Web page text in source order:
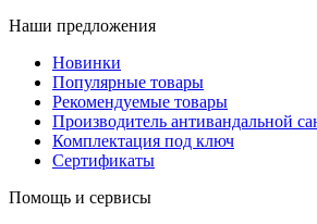
Наши предложения
Новинки
Популярные товары
Рекомендуемые товары
Производитель антивандальной
Комплектация под ключ
Сертификаты
Помощь и сервисы